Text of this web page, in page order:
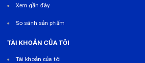
Xem gần đây
So sánh sản phẩm
TÀI KHOẢN CỦA TÔI
Tài khoản của tôi